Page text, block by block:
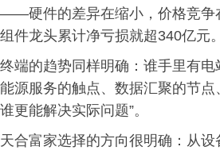
——硬件的差异在缩小，价格竞争
组件龙头累计净亏损就超340亿元。
终端的趋势同样明确：谁手里有
能源服务的触点、数据汇聚的节点
谁更能解决实际问题”。
天合富家选择的方向很明确：从